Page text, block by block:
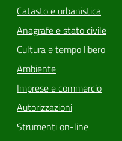
Catasto e urbanistica
Anagrafe e stato civile
Cultura e tempo libero
Ambiente
Imprese e commercio
Autorizzazioni
Strumenti on-line